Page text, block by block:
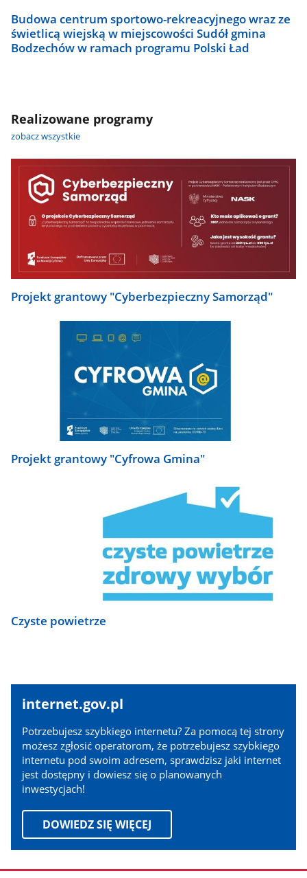
Budowa centrum sportowo-rekreacyjnego wraz ze
świetlicą wiejską w miejscowości Sudół gmina
Bodzechów w ramach programu Polski Ład
Realizowane programy
zobacz wszystkie
Projekt grantowy "Cyberbezpieczny Samorząd"
Projekt grantowy "Cyfrowa Gmina"
Czyste powietrze
internet.gov.pl
Potrzebujesz szybkiego internetu? Za pomocą tej strony
możesz zgłosić operatorom, że potrzebujesz szybkiego
internetu pod swoim adresem, sprawdzisz jaki internet
jest dostępny i dowiesz się o planowanych
inwestycjach!
DOWIEDZ SIĘ WIĘCEJ